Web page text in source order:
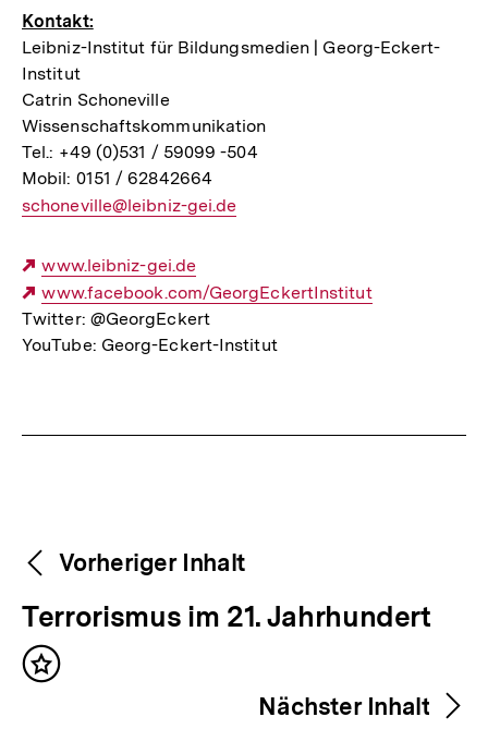
Kontakt:
Leibniz-Institut für Bildungsmedien | Georg-Eckert-
Institut
Catrin Schoneville
Wissenschaftskommunikation
Tel.: +49 (0)531 / 59099 -504
Mobil: 0151 / 62842664
E-
Link:
schoneville@leibniz-gei.de
Externer
Link:
www.leibniz-gei.de
Externer
Link:
www.facebook.com/GeorgEckertInstitut
Twitter: @GeorgEckert
YouTube: Georg-Eckert-Institut
Weitere
Inhalte
Content-
Navigation
Vorheriger Inhalt
V
o
r
Terrorismus im 21. Jahrhundert
Inhalt
Nächster Inhalt